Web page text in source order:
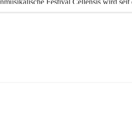
Festival Cellensis wird